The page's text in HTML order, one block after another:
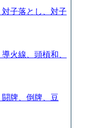
子落とし、対子
火線、頭槓和、
牌、倒牌、豆